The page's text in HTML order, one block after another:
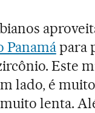
Panamápara
Este
lado, é
lenta.